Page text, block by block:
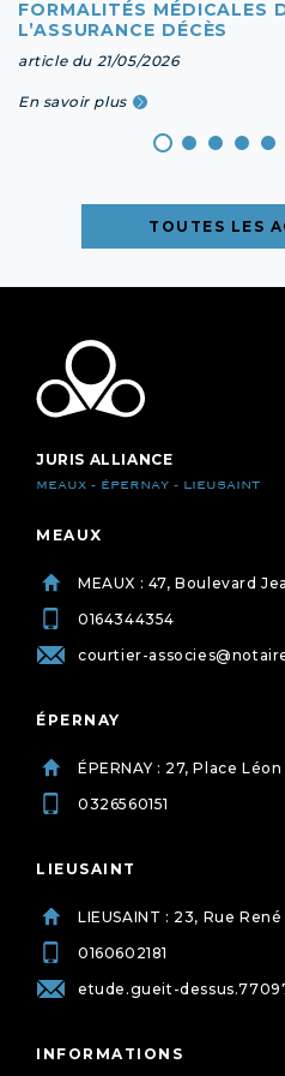
FORMALITÉS MÉDICALES
L’ASSURANCE DÉCÈS
article du 21/05/2026
En savoir plus
TOUTES LES
JURIS ALLIANCE
MEAUX - ÉPERNAY - LIEUSAINT
MEAUX
MEAUX : 47, Boulevard
0164344354
courtier-
ÉPERNAY
ÉPERNAY : 27, Place
0326560151
LIEUSAINT
LIEUSAINT : 23, Rue René
0160602181
etude.gueit-
INFORMATIONS